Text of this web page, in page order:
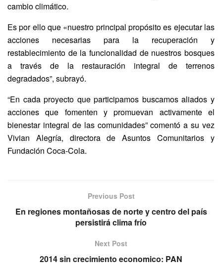
cambio climático.
Es por ello que «nuestro principal propósito es ejecutar las
acciones necesarias para la recuperación y
restablecimiento de la funcionalidad de nuestros bosques
a través de la restauración integral de terrenos
degradados”, subrayó.
“En cada proyecto que participamos buscamos aliados y
acciones que fomenten y promuevan activamente el
bienestar integral de las comunidades” comentó a su vez
Vivian Alegría, directora de Asuntos Comunitarios y
Fundación Coca-Cola.
Previous Post
En regiones montañosas de norte y centro del país
persistirá clima frío
Next Post
2014 sin crecimiento economico: PAN